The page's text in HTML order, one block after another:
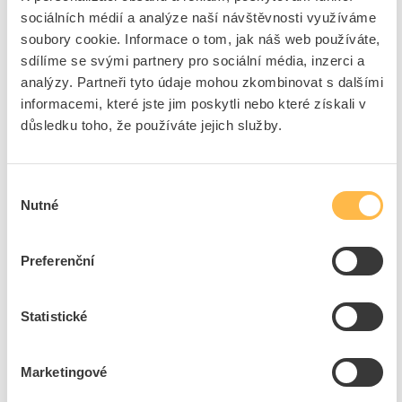
sociálních médií a analýze naší návštěvnosti využíváme
soubory cookie. Informace o tom, jak náš web používáte,
sdílíme se svými partnery pro sociální média, inzerci a
analýzy. Partneři tyto údaje mohou zkombinovat s dalšími
informacemi, které jste jim poskytli nebo které získali v
důsledku toho, že používáte jejich služby.
souhlasu
Nutné
Preferenční
Statistické
Marketingové
Akční cena s DPH
2 715,26 Kč/ks
ks
2 130,35 Kč/ks
ks do košíku